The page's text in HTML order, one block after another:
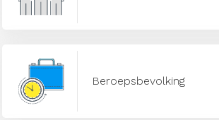
Beroepsbevolking